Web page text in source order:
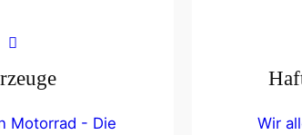
Motorrad - Die
Wir